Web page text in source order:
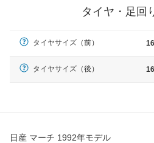
タイヤ・足回
タイヤサイズ（前）
タイヤサイズ（後）
日産 マーチ 1992年モデル